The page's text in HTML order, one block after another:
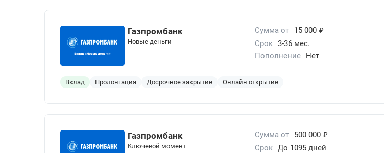
Газпромбанк
Новые деньги
Сумма от 15 000 ₽
Срок 3-36 мес.
Пополнение
Нет
Вклад Пролонгация Досрочное закрытие Онлайн открытие
Газпромбанк
Ключевой момент
Сумма от 500 000 ₽
Срок До 1095 дней